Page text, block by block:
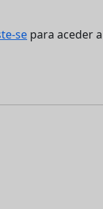
se para aceder